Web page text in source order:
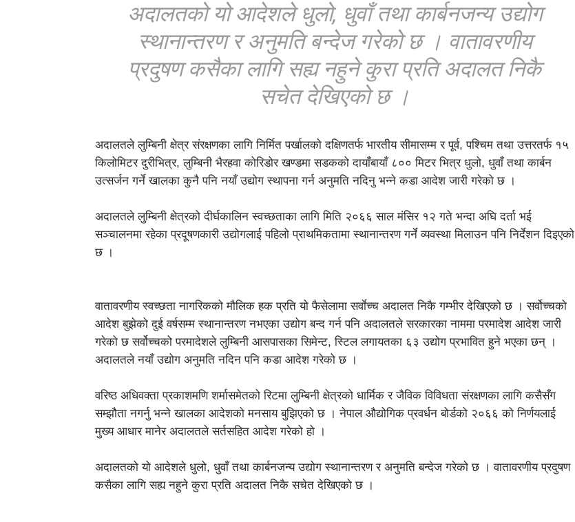
अदालतको यो आदेशले धुलो, धुवाँ तथा कार्बनजन्य उद्योग
स्थानान्तरण र अनुमति बन्देज गरेको छ । वातावरणीय
प्रदुषण कसैका लागि सह्य नहुने कुरा प्रति अदालत निकै
सचेत देखिएको छ ।
अदालतले लुम्बिनी क्षेत्र संरक्षणका लागि निर्मित पर्खालको दक्षिणतर्फ भारतीय सीमासम्म र पूर्व, पश्चिम तथा उत्तरतर्फ १५
किलोमिटर दुरीभित्र, लुम्बिनी भैरहवा कोरिडोर खण्डमा सडकको दायाँबायाँ ८०० मिटर भित्र धुलो, धुवाँ तथा कार्बन
उत्सर्जन गर्ने खालका कुनै पनि नयाँ उद्योग स्थापना गर्न अनुमति नदिनु भन्ने कडा आदेश जारी गरेको छ ।
अदालतले लुम्बिनी क्षेत्रको दीर्घकालिन स्वच्छताका लागि मिति २०६६ साल मंसिर १२ गते भन्दा अघि दर्ता भई
सञ्चालनमा रहेका प्रदूषणकारी उद्योगलाई पहिलो प्राथमिकतामा स्थानान्तरण गर्ने व्यवस्था मिलाउन पनि निर्देशन दिइएको
छ ।
वातावरणीय स्वच्छता नागरिकको मौलिक हक प्रति यो फैसेलामा सर्वाेच्च अदालत निकै गम्भीर देखिएको छ । सर्वोच्चको
आदेश बुझेको दुई वर्षसम्म स्थानान्तरण नभएका उद्योग बन्द गर्न पनि अदालतले सरकारका नाममा परमादेश आदेश जारी
गरेको छ सर्वोच्चको परमादेशले लुम्बिनी आसपासका सिमेन्ट, स्टिल लगायतका ६३ उद्योग प्रभावित हुने भएका छन् ।
अदालतले नयाँ उद्योग अनुमति नदिन पनि कडा आदेश गरेको छ ।
वरिष्ठ अधिवक्ता प्रकाशमणि शर्मासमेतको रिटमा लुम्बिनी क्षेत्रको धार्मिक र जैविक विविधता संरक्षणका लागि कसैसँग
सम्झौता नगर्नु भन्ने खालका आदेशको मनसाय बुझिएको छ । नेपाल औद्योगिक प्रवर्धन बोर्डको २०६६ को निर्णयलाई
मुख्य आधार मानेर अदालतले सर्तसहित आदेश गरेको हो ।
अदालतको यो आदेशले धुलो, धुवाँ तथा कार्बनजन्य उद्योग स्थानान्तरण र अनुमति बन्देज गरेको छ । वातावरणीय प्रदुषण
कसैका लागि सह्य नहुने कुरा प्रति अदालत निकै सचेत देखिएको छ ।